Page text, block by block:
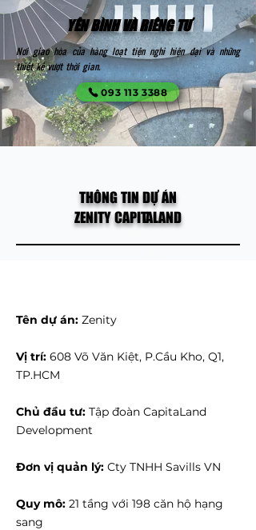
YÊN BÌNH VÀ RIÊNG TƯ
Nơi giao hòa của hàng loạt tiện nghi hiện đại và những
thiết kế vượt thời gian.
093 113 3388
THÔNG TIN DỰ ÁN
ZENITY CAPITALAND
Tên dự án: Zenity
Vị trí: 608 Võ Văn Kiệt, P.Cầu Kho, Q1,
TP.HCM
Chủ đầu tư: Tập đoàn CapitaLand
Development
Đơn vị quản lý: Cty TNHH Savills VN
Quy mô: 21 tầng với 198 căn hộ hạng
sang